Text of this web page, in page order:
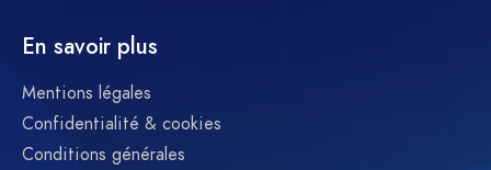
En savoir plus
Mentions légales
Confidentialité & cookies
Conditions générales